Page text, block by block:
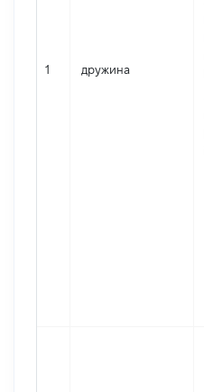
1 дружина